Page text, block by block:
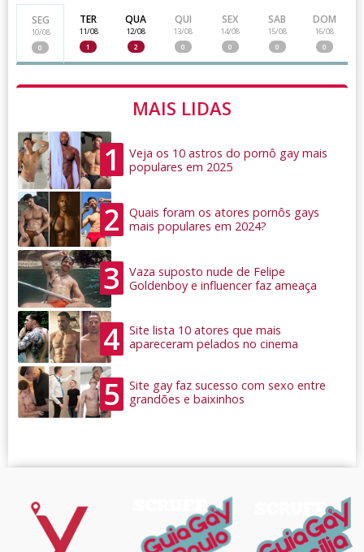
SEG
10/08
0
TER
11/08
1
QUA
12/08
2
QUI
13/08
0
SEX
14/08
0
SAB
15/08
0
DOM
16/08
0
MAIS LIDAS
1
Veja os 10 astros do pornô gay mais
populares em 2025
2
Quais foram os atores pornôs gays
mais populares em 2024?
3
Vaza suposto nude de Felipe
Goldenboy e influencer faz ameaça
4
Site lista 10 atores que mais
apareceram pelados no cinema
5
Site gay faz sucesso com sexo entre
grandões e baixinhos